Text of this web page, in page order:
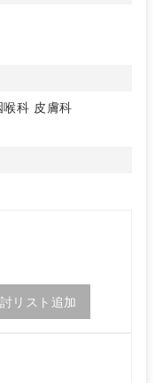
喉科 皮膚科
リスト追加